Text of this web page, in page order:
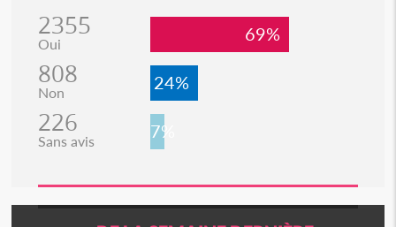
2355
Oui 69%
808
Non 24%
226
Sans avis 7%